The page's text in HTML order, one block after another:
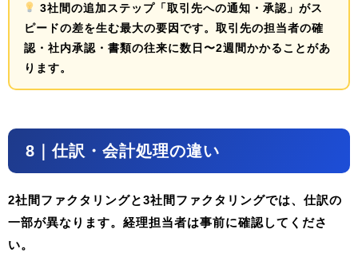
3社間の追加ステップ「取引先への通知・承認」がス
ピードの差を生む最大の要因です。取引先の担当者の確
認・社内承認・書類の往来に数日〜2週間かかることがあ
ります。
8｜仕訳・会計処理の違い
2社間ファクタリングと3社間ファクタリングでは、仕訳の
一部が異なります。経理担当者は事前に確認してくださ
い。